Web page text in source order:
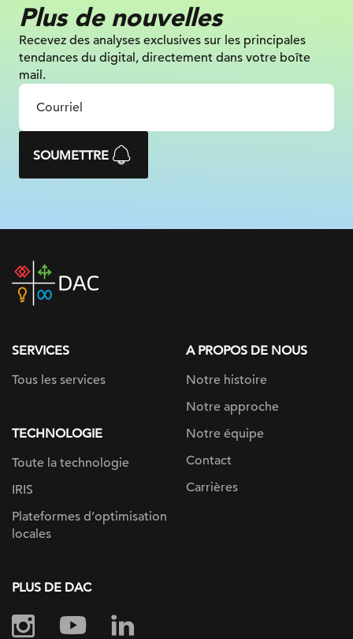
Plus de nouvelles
Recevez des analyses exclusives sur les principales
tendances du digital, directement dans votre boîte
mail.
SOUMETTRE
DAC
home
SERVICES
Tous les services
TECHNOLOGIE
Toute la technologie
IRIS
Plateformes d’optimisation
locales
A PROPOS DE NOUS
Notre histoire
Notre approche
Notre équipe
Contact
Carrières
PLUS DE DAC